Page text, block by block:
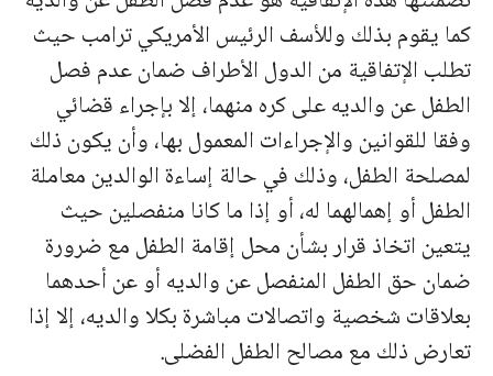
كما يقوم بذلك وللأسف الرئيس الأمريكي ترامب حيث
تطلب الإتفاقية من الدول الأطراف ضمان عدم فصل
الطفل عن والديه على كره منهما، إلا بإجراء قضائي
وفقا للقوانين والإجراءات المعمول بها، وأن يكون ذلك
لمصلحة الطفل، وذلك في حالة إساءة الوالدين معاملة
الطفل أو إهمالهما له، أو إذا ما كانا منفصلين حيث
يتعين اتخاذ قرار بشأن محل إقامة الطفل مع ضرورة
ضمان حق الطفل المنفصل عن والديه أو عن أحدهما
بعلاقات شخصية واتصالات مباشرة بكلا والديه، إلا إذا
تعارض ذلك مع مصالح الطفل الفضلى.